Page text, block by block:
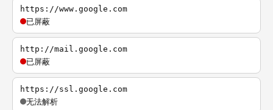
https://www.google.com
已屏蔽
http://mail.google.com
已屏蔽
https://ssl.google.com
无法解析